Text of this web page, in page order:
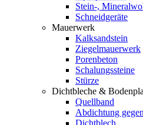
Stein-,
Schneidgeräte
Mauerwerk
Kalksandstein
Ziegelmauerwerk
Porenbeton
Schalungssteine
Stürze
Dichtbleche &
Quellband
Abdichtung
Dichtblech